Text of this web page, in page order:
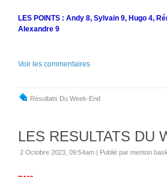
LES POINTS : Andy 8, Sylvain 9, Hugo 4,
Alexandre 9
Voir les commentaires
Résultats Du Week-End
LES RESULTATS DU
2 Octobre 2023, 09:54am | Publié par menton